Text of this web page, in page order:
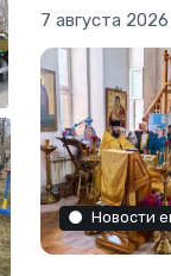
7 августа 2026
Новости